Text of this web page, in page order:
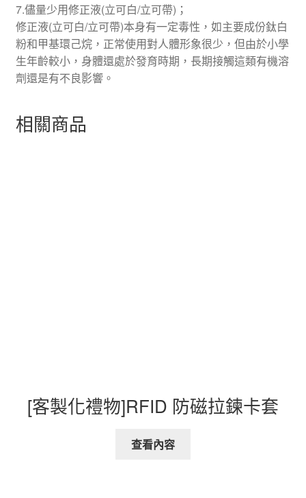
7.儘量少用修正液(立可白/立可帶)；
修正液(立可白/立可帶)本身有一定毒性，如主要成份鈦白
粉和甲基環己烷，正常使用對人體形象很少，但由於小學
生年齡較小，身體還處於發育時期，長期接觸這類有機溶
劑還是有不良影響。
相關商品
[客製化禮物]RFID 防磁拉鍊卡套
查看內容